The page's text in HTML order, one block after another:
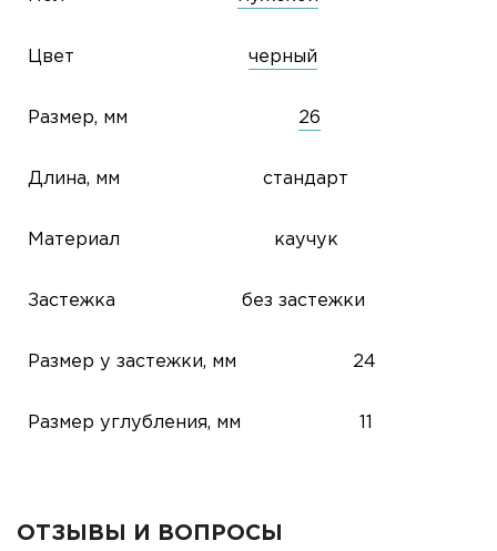
Цвет черный
Размер, мм 26
Длина, мм стандарт
Материал каучук
Застежка без застежки
Размер у застежки, мм 24
Размер углубления, мм 11
ОТЗЫВЫ И ВОПРОСЫ